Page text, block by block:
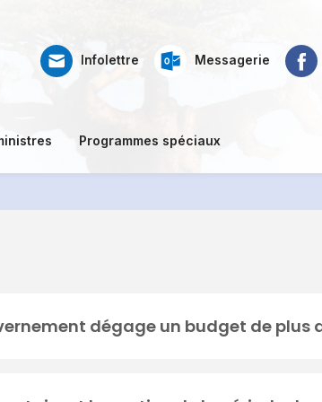
WebInfolettre Messagerie
Programmes spéciaux
dégage un budget de plus